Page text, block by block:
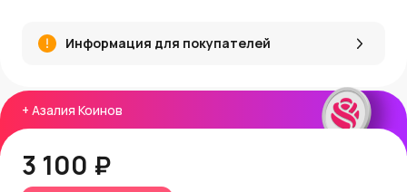
+ Азалия Коинов
3 100 ₽
интерьера
Классика, которая всегда в моде
Покупка и доставка:
Купить набор стеклянных шаров можно в интернет-
Московской области. За каждую покупку начисляются
Азалия Коины, которые можно использовать при
Информация для покупателей